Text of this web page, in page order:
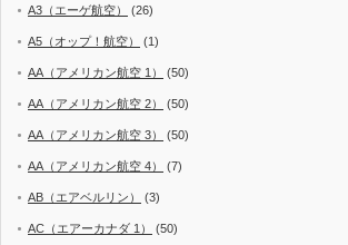
A3（エーゲ航空） (26)
A5（オップ！航空） (1)
AA（アメリカン航空 1） (50)
AA（アメリカン航空 2） (50)
AA（アメリカン航空 3） (50)
AA（アメリカン航空 4） (7)
AB（エアベルリン） (3)
AC（エアーカナダ 1） (50)